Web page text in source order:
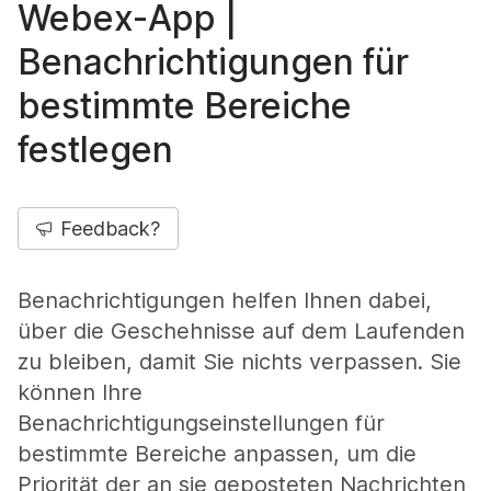
Webex-App |
Benachrichtigungen für
bestimmte Bereiche
festlegen
Feedback?
Benachrichtigungen helfen Ihnen dabei,
über die Geschehnisse auf dem Laufenden
zu bleiben, damit Sie nichts verpassen. Sie
können Ihre
Benachrichtigungseinstellungen für
bestimmte Bereiche anpassen, um die
Priorität der an sie geposteten Nachrichten